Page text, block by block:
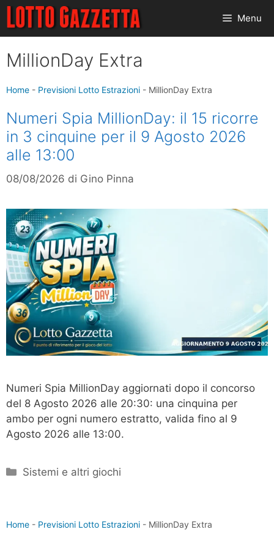
Vai
contenuto
Menu
MillionDay Extra
Home - Previsioni Lotto Estrazioni - MillionDay Extra
Numeri Spia MillionDay: il 15 ricorre
in 3 cinquine per il 9 Agosto 2026
alle 13:00
08/08/2026 di Gino Pinna
Numeri Spia MillionDay aggiornati dopo il concorso
del 8 Agosto 2026 alle 20:30: una cinquina per
ambo per ogni numero estratto, valida fino al 9
Agosto 2026 alle 13:00.
Categorie
Sistemi e altri giochi
Home - Previsioni Lotto Estrazioni - MillionDay Extra